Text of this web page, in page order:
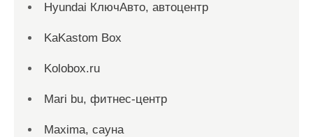
Hyundai КлючАвто, автоцентр
KaKastom Box
Kolobox.ru
Mari bu, фитнес-центр
Maxima, сауна